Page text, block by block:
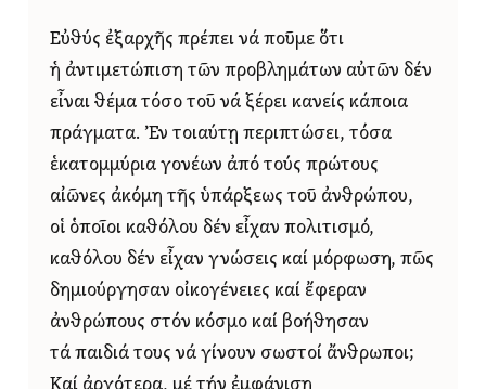
Εὐθύς ἐξαρχῆς πρέπει νά ποῦμε ὅτι
ἡ ἀντιμετώπιση τῶν προβλημάτων αὐτῶν δέν
εἶναι θέμα τόσο τοῦ νά ξέρει κανείς κάποια
πράγματα. Ἐν τοιαύτῃ περιπτώσει, τόσα
ἑκατομμύρια γονέων ἀπό τούς πρώτους
αἰῶνες ἀκόμη τῆς ὑπάρξεως τοῦ ἀνθρώπου,
οἱ ὁποῖοι καθόλου δέν εἶχαν πολιτισμό,
καθόλου δέν εἶχαν γνώσεις καί μόρφωση, πῶς
δημιούργησαν οἰκογένειες καί ἔφεραν
ἀνθρώπους στόν κόσμο καί βοήθησαν
τά παιδιά τους νά γίνουν σωστοί ἄνθρωποι;
Καί ἀργότερα, μέ τήν ἐμφάνιση